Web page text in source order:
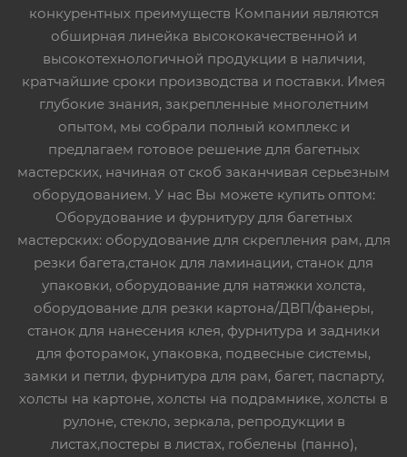
конкурентных преимуществ Компании являются
обширная линейка высококачественной и
высокотехнологичной продукции в наличии,
кратчайшие сроки производства и поставки. Имея
глубокие знания, закрепленные многолетним
опытом, мы собрали полный комплекс и
предлагаем готовое решение для багетных
мастерских, начиная от скоб заканчивая серьезным
оборудованием. У нас Вы можете купить оптом:
Оборудование и фурнитуру для багетных
мастерских: оборудование для скрепления рам, для
резки багета,станок для ламинации, станок для
упаковки, оборудование для натяжки холста,
оборудование для резки картона/ДВП/фанеры,
станок для нанесения клея, фурнитура и задники
для фоторамок, упаковка, подвесные системы,
замки и петли, фурнитура для рам, багет, паспарту,
холсты на картоне, холсты на подрамнике, холсты в
рулоне, стекло, зеркала, репродукции в
листах,постеры в листах, гобелены (панно),